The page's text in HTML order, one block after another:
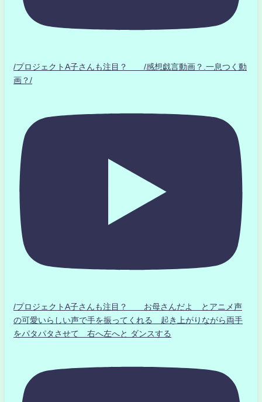
/プロジェクトA子さんも注目？ /感想戯言動画？.一息つく動
画？/
/プロジェクトA子さんも注目？ お母さんだよ とアニメ声
の可愛いらしい声で手を振ってくれる 起き上がりながら両手
をパタパタさせて 右へ左へと ダンスする